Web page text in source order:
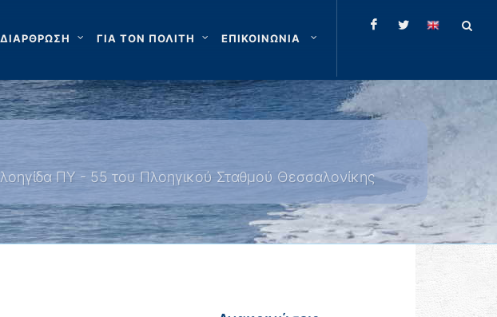
ΔΙΑΡΘΡΩΣΗ ΓΙΑ ΤΟΝ ΠΟΛΙΤΗ ΕΠΙΚΟΙΝΩΝΙΑ
ΠΥ - 55 του Πλοηγικού Σταθμού Θεσσαλονίκης